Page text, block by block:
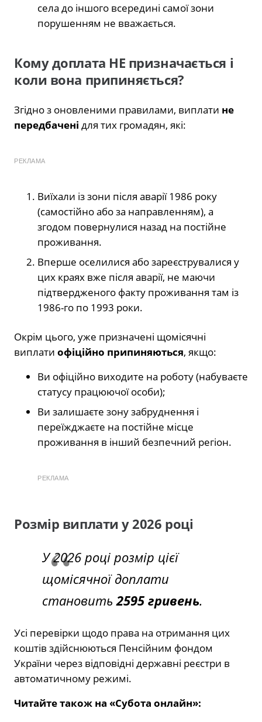
села до іншого всередині самої зони
порушенням не вважається.
Кому доплата НЕ призначається і
коли вона припиняється?
Згідно з оновленими правилами, виплати не
передбачені для тих громадян, які:
РЕКЛАМА
Виїхали із зони після аварії 1986 року
(самостійно або за направленням), а
згодом повернулися назад на постійне
проживання.
Вперше оселилися або зареєструвалися у
цих краях вже після аварії, не маючи
підтвердженого факту проживання там із
1986-го по 1993 роки.
Окрім цього, уже призначені щомісячні
виплати офіційно припиняються, якщо:
Ви офіційно виходите на роботу (набуваєте
статусу працюючої особи);
Ви залишаєте зону забруднення і
переїжджаєте на постійне місце
проживання в інший безпечний регіон.
РЕКЛАМА
Розмір виплати у 2026 році
У 2026 році розмір цієї
щомісячної доплати
становить2595 гривень.
Усі перевірки щодо права на отримання цих
коштів здійснюються Пенсійним фондом
України через відповідні державні реєстри в
автоматичному режимі.
Читайте також на «Субота онлайн»: